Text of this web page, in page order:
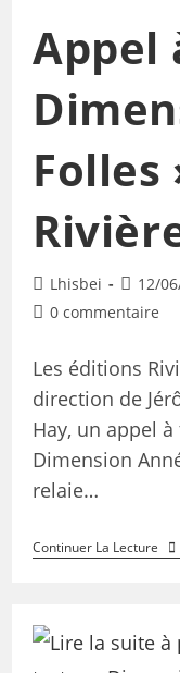
Appel
Folles
Lhisbei 12/
0 commentaire
Les éditions
direction de
Hay, un appel
Dimension
relaie…
Continuer La Lecture